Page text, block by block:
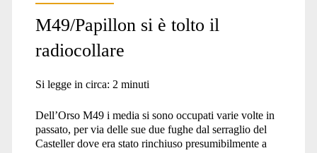
<span>animali
ribelli</span>
M49/Papillon si è tolto il
radiocollare
Si legge in circa: 2 minuti
Dell’Orso M49 i media si sono occupati varie volte in
passato, per via delle sue due fughe dal serraglio del
Casteller dove era stato rinchiuso presumibilmente a